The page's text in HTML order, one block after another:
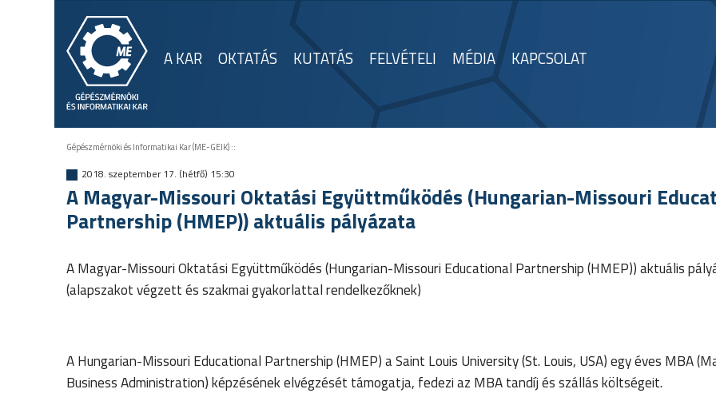
A KAR OKTATÁS KUTATÁS FELVÉTELI MÉDIA KAPCSOLAT
Gépészmérnöki és Informatikai Kar (ME-GEIK)::
2018. szeptember 17. (hétfő) 15:30
A Magyar-Missouri Oktatási Együttműködés (Hungarian-Missouri
Partnership (HMEP)) aktuális pályázata
A Magyar-Missouri Oktatási Együttműködés (Hungarian-Missouri Educational Partnership (HMEP)) aktuális
(alapszakot végzett és szakmai gyakorlattal rendelkezőknek)
A Hungarian-Missouri Educational Partnership (HMEP) a Saint Louis University (St. Louis, USA) egy éves MBA
Business Administration) képzésének elvégzését támogatja, fedezi az MBA tandíj és szállás költségeit.